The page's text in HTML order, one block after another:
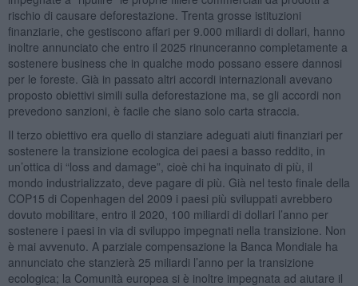
rischio di causare deforestazione. Trenta grosse istituzioni
finanziarie, che gestiscono affari per 9.000 miliardi di dollari, hanno
inoltre annunciato che entro il 2025 rinunceranno completamente a
sostenere business che in qualche modo possano essere dannosi
per le foreste. Già in passato altri accordi internazionali avevano
proposto obiettivi simili sulla deforestazione ma, se gli accordi non
prevedono sanzioni, è facile che siano solo carta straccia.
Il terzo obiettivo era quello di stanziare adeguati aiuti finanziari per
sostenere la transizione ecologica dei paesi a basso reddito, in
un’ottica di “loss and damage”, cioè chi ha inquinato di più, il
mondo industrializzato, deve pagare di più. Già nel testo finale della
COP15 di Copenhagen del 2009 i paesi più sviluppati avrebbero
dovuto mobilitare, entro il 2020, 100 miliardi di dollari l’anno per
sostenere i paesi in via di sviluppo impegnati nella transizione. Non
è mai avvenuto. A parziale compensazione la Banca Mondiale ha
annunciato che stanzierà 25 miliardi l’anno per la transizione
ecologica; la Comunità europea si è inoltre impegnata ad aiutare il